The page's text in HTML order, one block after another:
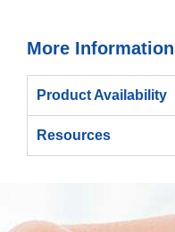
More Information
Product Availability
Resources